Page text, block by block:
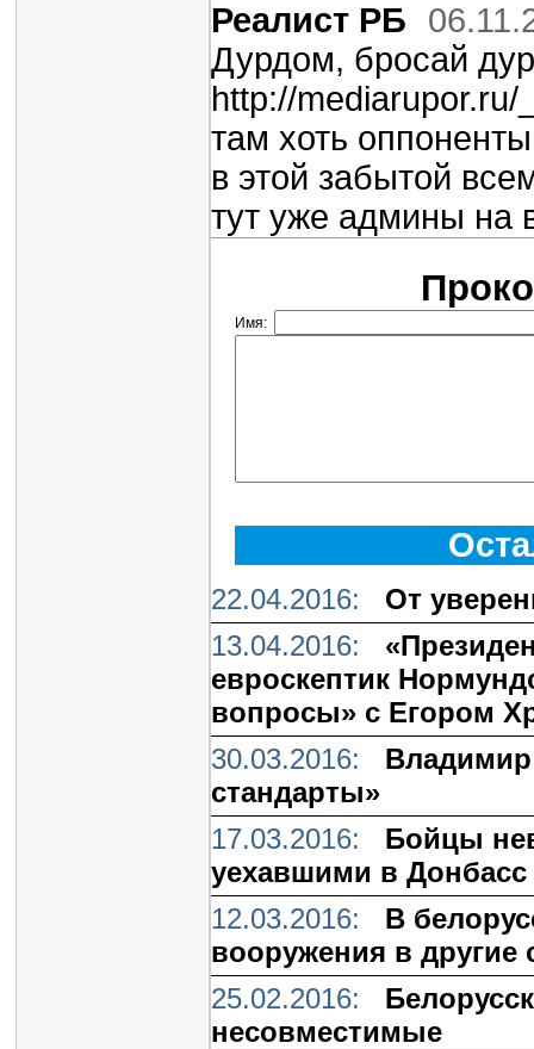
Реалист РБ
Дурдом, бросай
http://mediarupor.ru/
там хоть
в этой забытой
тут уже админы на
Имя:
22.04.2016:
От
13.04.2016:
евроскептик
вопросы» с Егором
30.03.2016:
Владимир
стандарты»
17.03.2016:
Бойцы
уехавшими в
12.03.2016:
В
вооружения в другие
25.02.2016:
несовместимые